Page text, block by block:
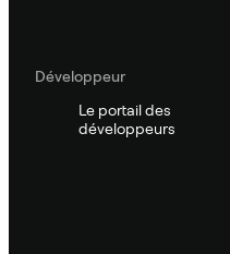
Développeur
Le portail des
développeurs